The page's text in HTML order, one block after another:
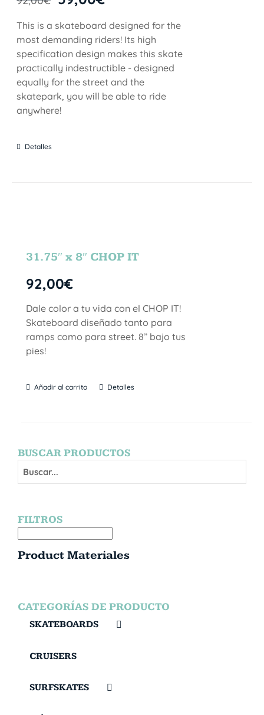
This is a skateboard designed for the
most demanding riders! Its high
specification design makes this skate
practically indestructible - designed
equally for the street and the
skatepark, you will be able to ride
anywhere!
Detalles
31.75″ x 8″ CHOP IT
92,00€
Dale color a tu vida con el CHOP IT!
Skateboard diseñado tanto para
ramps como para street. 8” bajo tus
pies!
Añadir al carrito Detalles
BUSCAR PRODUCTOS
FILTROS
Product Materiales
CATEGORÍAS DE PRODUCTO
SKATEBOARDS
CRUISERS
SURFSKATES